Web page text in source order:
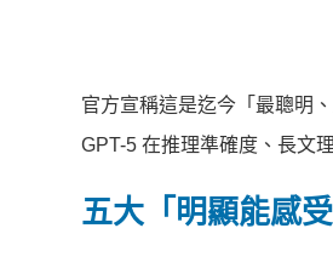
官方宣稱這是迄今「最聰明
GPT-5 在推理準確度、長文
五大「明顯能感